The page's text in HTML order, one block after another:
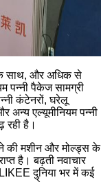
के साथ, और अधिक से
पन्नी पैकेज सामग्री
कंटेनरों, घरेलू
अन्य एल्यूमीनियम पन्नी
रही है।
की मशीन और मोल्ड्स के
है। बढ़ती नवाचार
दुनिया भर में कई